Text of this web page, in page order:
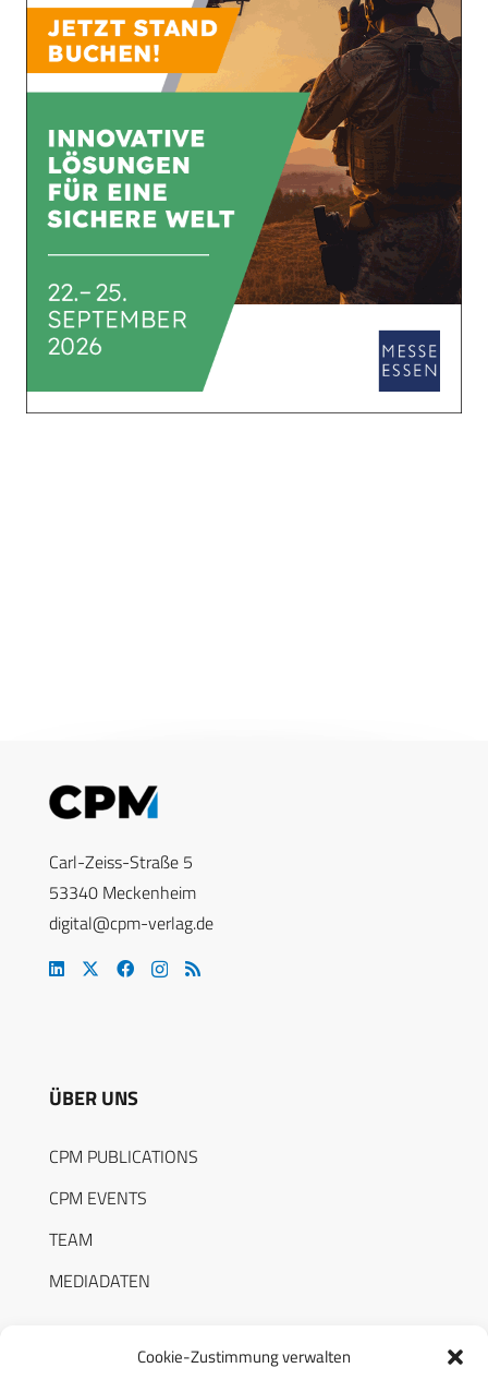
Cookie-Zustimmung verwalten
Carl-Zeiss-Straße 5
53340 Meckenheim
digital@cpm-verlag.de
ÜBER UNS
CPM PUBLICATIONS
CPM EVENTS
TEAM
MEDIADATEN